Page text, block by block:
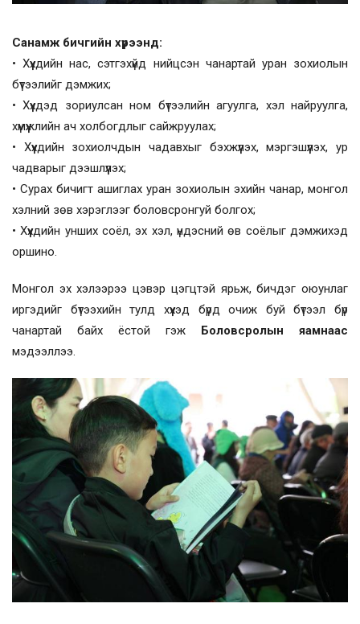
Санамж бичгийн хүрээнд:
• Хүүхдийн нас, сэтгэхүйд нийцсэн чанартай уран зохиолын
бүтээлийг дэмжих;
• Хүүхдэд зориулсан ном бүтээлийн агуулга, хэл найруулга,
хүмүүжлийн ач холбогдлыг сайжруулах;
• Хүүхдийн зохиолчдын чадавхыг бэхжүүлэх, мэргэшүүлэх, ур
чадварыг дээшлүүлэх;
• Сурах бичигт ашиглах уран зохиолын эхийн чанар, монгол
хэлний зөв хэрэглээг боловсронгуй болгох;
• Хүүхдийн унших соёл, эх хэл, үндэсний өв соёлыг дэмжихэд
оршино.
Монгол эх хэлээрээ цэвэр цэгцтэй ярьж, бичдэг оюунлаг
иргэдийг бүтээхийн тулд хүүхэд бүрд очиж буй бүтээл бүр
чанартай байх ёстой гэж
Боловсролын яамнаас
мэдээллээ.